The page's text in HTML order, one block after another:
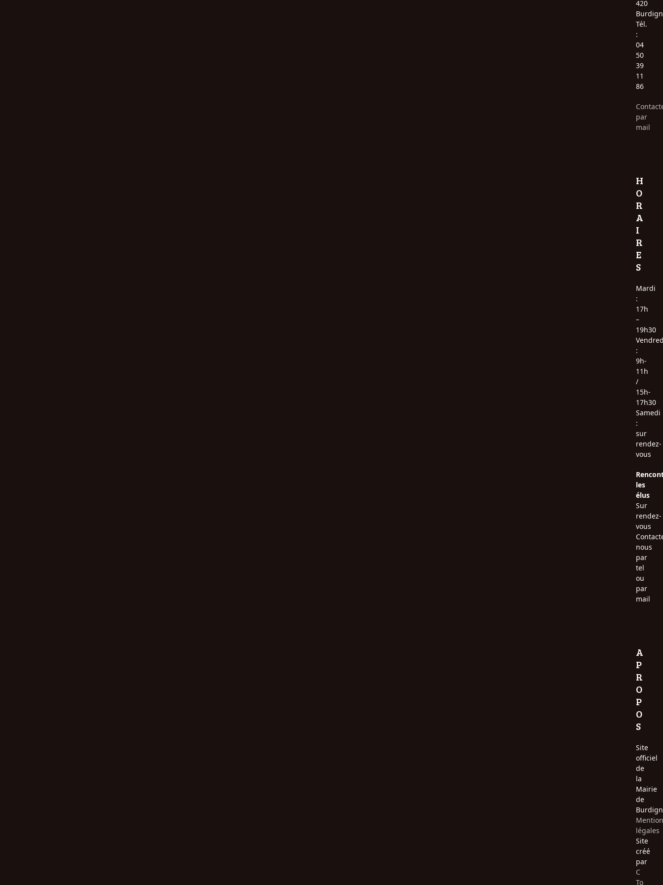
420
Tél.
:
04
50
39
11
86
par
mail
H
O
R
A
I
R
E
S
Mardi
:
17h
–
19h30
:
9h-
11h
/
15h-
17h30
Samedi
:
sur
rendez-
vous
les
élus
Sur
rendez-
vous
nous
par
tel
ou
par
mail
A
P
R
O
P
O
S
Site
officiel
de
la
Mairie
de
légales
Site
créé
par
C
To